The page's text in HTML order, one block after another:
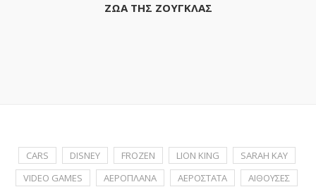
ΖΩΑ ΤΗΣ ΖΟΥΓΚΛΑΣ
CARS DISNEY FROZEN LION KING
SARAH KAY
VIDEO GAMES
ΑΕΡΟΠΛΑΝΑ ΑΕΡΟΣΤΑΤΑ
ΑΙΘΟΥΣΕΣ